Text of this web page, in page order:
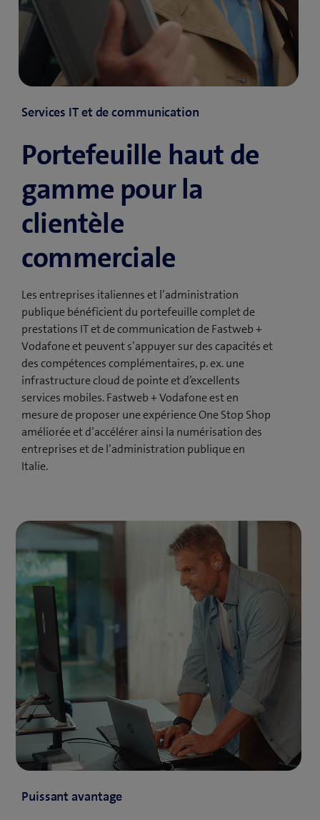
Services IT et de communication
Portefeuille haut de
gamme pour la
clientèle
commerciale
Les entreprises italiennes et l’administration
publique bénéficient du portefeuille complet de
prestations IT et de communication de Fastweb +
Vodafone et peuvent s’appuyer sur des capacités et
des compétences complémentaires, p. ex. une
infrastructure cloud de pointe et d’excellents
services mobiles. Fastweb + Vodafone est en
mesure de proposer une expérience One Stop Shop
améliorée et d’accélérer ainsi la numérisation des
entreprises et de l’administration publique en
Italie.
Puissant avantage